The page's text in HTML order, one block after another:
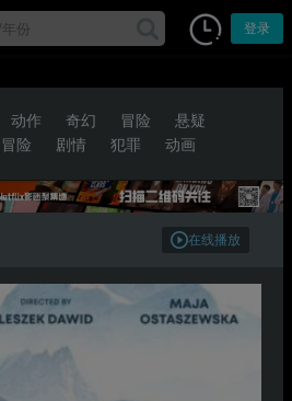
登录
动作 奇幻 冒险
悬疑
冒险 剧情 犯罪 动画
在线播放